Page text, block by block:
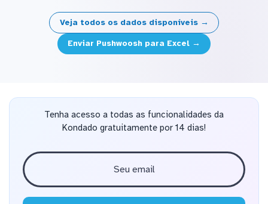
Veja todos os dados disponíveis →
Enviar Pushwoosh para Excel →
Tenha acesso a todas as funcionalidades da
Kondado gratuitamente por 14 dias!